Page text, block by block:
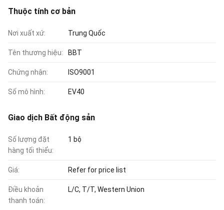
Thuộc tính cơ bản
Nơi xuất xứ: Trung Quốc
Tên thương hiệu: BBT
Chứng nhận: ISO9001
Số mô hình: EV40
Giao dịch Bất động sản
Số lượng đặt
hàng tối thiểu:
1 bộ
Giá: Refer for price list
Điều khoản
thanh toán:
L/C, T/T, Western Union